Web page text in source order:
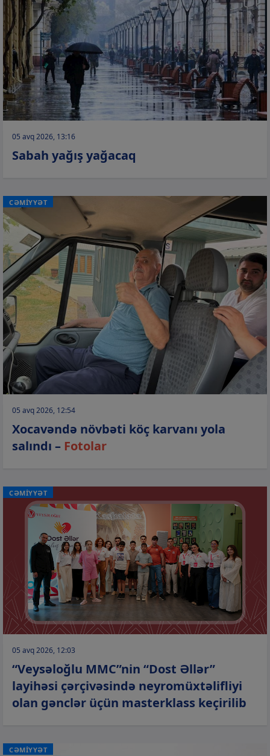
05 avq 2026, 13:16
Sabah yağış yağacaq
CƏMİYYƏT
05 avq 2026, 12:54
Xocavəndə növbəti köç karvanı yola
salındı – Fotolar
CƏMİYYƏT
05 avq 2026, 12:03
“Veysəloğlu MMC”nin “Dost Əllər”
layihəsi çərçivəsində neyromüxtəlifliyi
olan gənclər üçün masterklass keçirilib
CƏMİYYƏT